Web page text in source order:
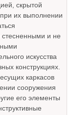
скрытой
их выполнении
и не
искусства
конструкциях.
каркасов
сооружения
его элементы